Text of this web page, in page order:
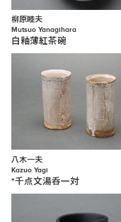
柳原睦夫
Mutsuo Yanagihara
白釉薄紅茶碗
八木一夫
Kazuo Yagi
*千点文湯呑一対